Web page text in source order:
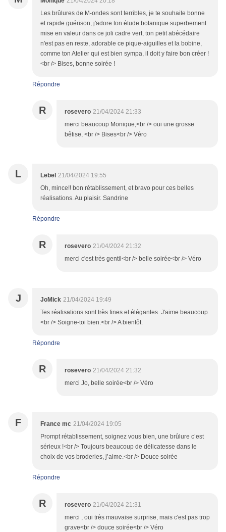
Les brûlures de M-ondes sont terribles, je te souhaite bonne
et rapide guérison, j'adore ton étude botanique superbement
mise en valeur dans ce joli cadre vert, ton petit abécédaire
n'est pas en reste, adorable ce pique-aiguilles et la bobine,
comme ton Atelier qui est bien sympa, il doit y faire bon créer !
<br /> Bises, bonne soirée !
Répondre
R rosevero 21/04/2024 21:33
merci beaucoup Monique,<br /> oui une grosse
bêtise, <br /> Bises<br /> Véro
L Lebel 21/04/2024 19:55
Oh, mince!! bon rétablissement, et bravo pour ces belles
réalisations. Au plaisir. Sandrine
Répondre
R rosevero 21/04/2024 21:32
merci c'est très gentil<br /> belle soirée<br /> Véro
J JoMick 21/04/2024 19:49
Tes réalisations sont très fines et élégantes. J'aime beaucoup.
<br /> Soigne-toi bien.<br /> A bientôt.
Répondre
R rosevero 21/04/2024 21:32
merci Jo, belle soirée<br /> Véro
F France mc 21/04/2024 19:05
Prompt rétablissement, soignez vous bien, une brûlure c’est
sérieux !<br /> Toujours beaucoup de délicatesse dans le
choix de vos broderies, j’aime.<br /> Douce soirée
Répondre
R rosevero 21/04/2024 21:31
merci , oui très mauvaise surprise, mais c'est pas trop
grave<br /> douce soirée<br /> Véro